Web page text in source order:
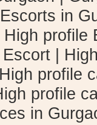
in
profile
|
profile
profile
in